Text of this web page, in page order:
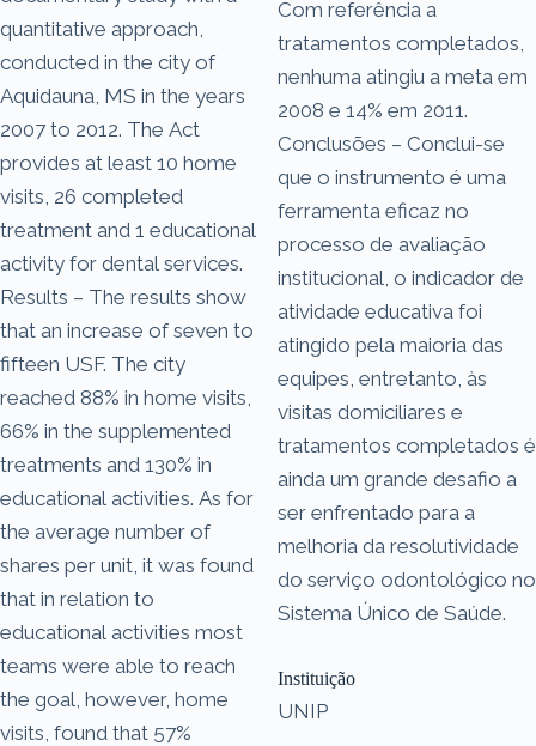
quantitative approach,
conducted in the city of
Aquidauna, MS in the years
2007 to 2012. The Act
provides at least 10 home
visits, 26 completed
treatment and 1 educational
activity for dental services.
Results – The results show
that an increase of seven to
fifteen USF. The city
reached 88% in home visits,
66% in the supplemented
treatments and 130% in
educational activities. As for
the average number of
shares per unit, it was found
that in relation to
educational activities most
teams were able to reach
the goal, however, home
visits, found that 57%
Com referência a
tratamentos completados,
nenhuma atingiu a meta em
2008 e 14% em 2011.
Conclusões – Conclui-se
que o instrumento é uma
ferramenta eficaz no
processo de avaliação
institucional, o indicador de
atividade educativa foi
atingido pela maioria das
equipes, entretanto, às
visitas domiciliares e
tratamentos completados é
ainda um grande desafio a
ser enfrentado para a
melhoria da resolutividade
do serviço odontológico no
Sistema Único de Saúde.
Instituição
UNIP